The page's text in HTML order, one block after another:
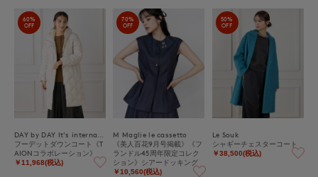
60%
OFF
フーデットダウンコート《T
AIONコラボレーション》
￥11,968(税込)
70%
OFF
M Maglie le cassetto
《美人百花9月号掲載》《フ
ランドル45周年限定コレク
ション》シアードッキング
デニムジレ《M Maglie le ca
￥10,560(税込)
50%
OFF
Le Souk
シャギーチェスターコート
￥38,500(税込)